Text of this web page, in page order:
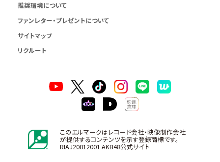
推奨環境について
ファンレター・プレゼントについて
サイトマップ
リクルート
このエルマークはレコード会社・映像制作会社
が提供するコンテンツを示す登録商標です。
RIAJ20012001 AKB48公式サイト